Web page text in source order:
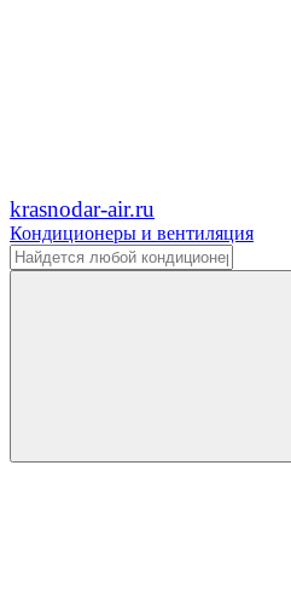
krasnodar-air.ru
Кондиционеры и вентиляция